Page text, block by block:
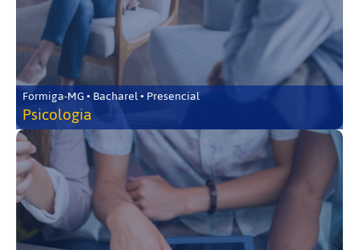
Formiga-MG • Bacharel • Presencial
Psicologia